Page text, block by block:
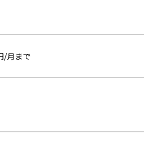
/月まで